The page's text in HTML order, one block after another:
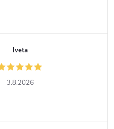
Iveta
3.8.2026